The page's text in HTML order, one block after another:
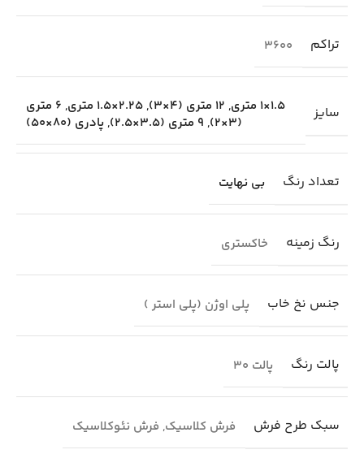
تراکم 3600
سایز 1.5×1 متری , 12 متری (4×3) ,2.25×1.5 متری ,
6 متری
(3×2)
, 9 متری (3.5×2.5) ,پادری (80×50)
تعداد رنگ بی نهایت
رنگ زمینه خاکستری
جنس نخ خاب پلی اوژن (پلی استر )
پالت رنگ پالت 30
سبک طرح فرش فرش کلاسیک, فرش نئوکلاسیک